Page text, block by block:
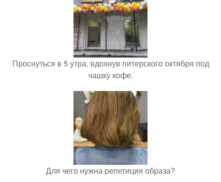
Проснуться в 5 утра, вдохнув питерского октября под
чашку кофе.
Для чего нужна репетиция образа?